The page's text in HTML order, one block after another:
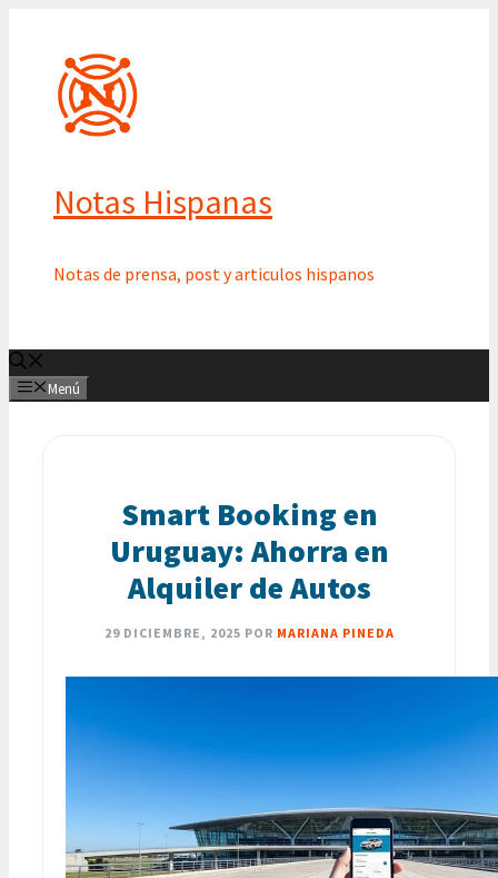
contenido
Notas Hispanas
Notas de prensa, post y articulos hispanos
Menú
Smart Booking en
Uruguay: Ahorra en
Alquiler de Autos
29 DICIEMBRE, 2025 POR MARIANA PINEDA